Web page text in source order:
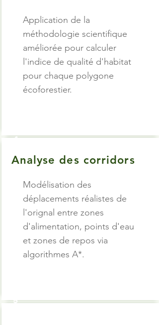
Application de la
méthodologie scientifique
améliorée pour calculer
l'indice de qualité d'habitat
pour chaque polygone
écoforestier.
Analyse des corridors
Modélisation des
déplacements réalistes de
l'orignal entre zones
d'alimentation, points d'eau
et zones de repos via
algorithmes A*.
4
5